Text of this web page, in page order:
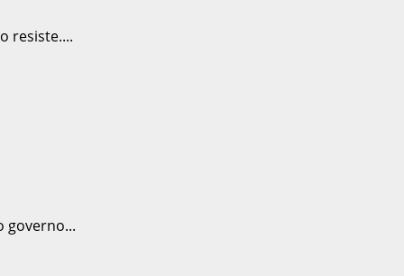
resiste....
governo...